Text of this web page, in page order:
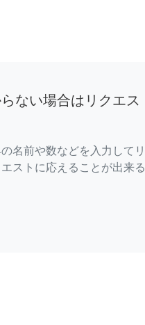
ない場合はリクエス
名前や数などを入力してリ
ストに応えることが出来る